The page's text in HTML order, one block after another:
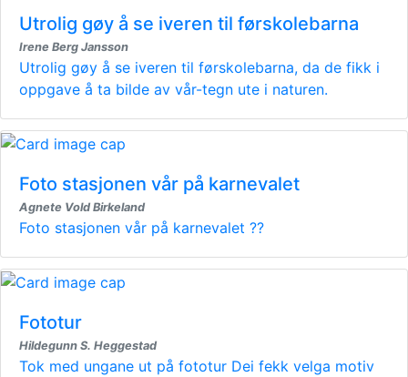
Utrolig gøy å se iveren til førskolebarna
Irene Berg Jansson
Utrolig gøy å se iveren til førskolebarna, da de fikk i
oppgave å ta bilde av vår-tegn ute i naturen.
Foto stasjonen vår på karnevalet
Agnete Vold Birkeland
Foto stasjonen vår på karnevalet ??
Fototur
Hildegunn S. Heggestad
Tok med ungane ut på fototur Dei fekk velga motiv